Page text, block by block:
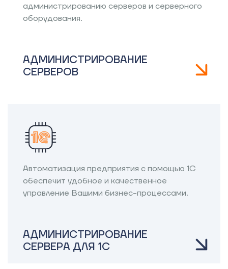
администрированию серверов и серверного
оборудования.
АДМИНИСТРИРОВАНИЕ
СЕРВЕРОВ
Автоматизация предприятия с помощью 1С
обеспечит удобное и качественное
управление Вашими бизнес-процессами.
АДМИНИСТРИРОВАНИЕ
СЕРВЕРА ДЛЯ 1С